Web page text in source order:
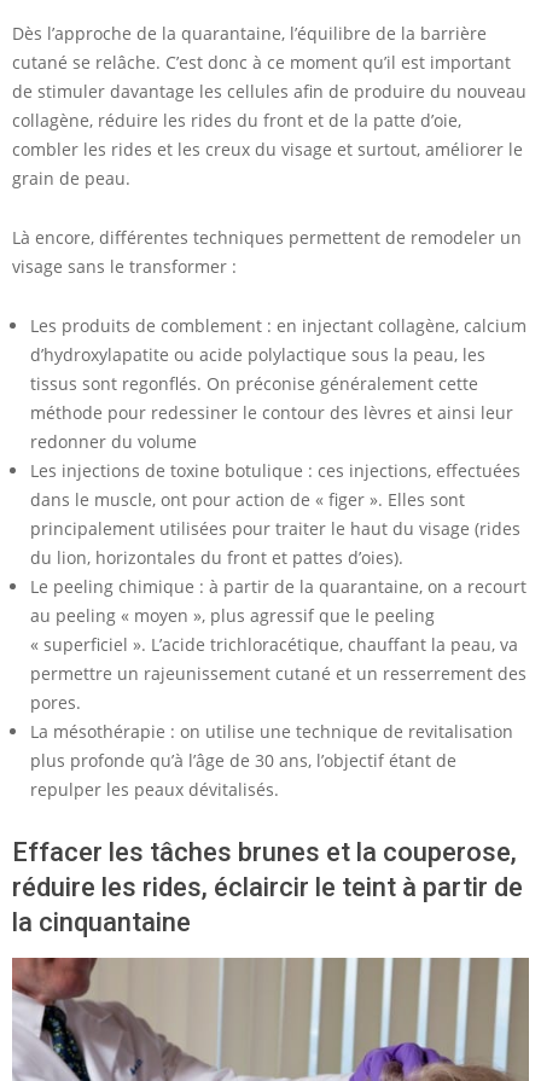
Dès l’approche de la quarantaine, l’équilibre de la barrière
cutané se relâche. C’est donc à ce moment qu’il est important
de stimuler davantage les cellules afin de produire du nouveau
collagène, réduire les rides du front et de la patte d’oie,
combler les rides et les creux du visage et surtout, améliorer le
grain de peau.
Là encore, différentes techniques permettent de remodeler un
visage sans le transformer :
Les produits de comblement : en injectant collagène, calcium
d’hydroxylapatite ou acide polylactique sous la peau, les
tissus sont regonflés. On préconise généralement cette
méthode pour redessiner le contour des lèvres et ainsi leur
redonner du volume
Les injections de toxine botulique : ces injections, effectuées
dans le muscle, ont pour action de « figer ». Elles sont
principalement utilisées pour traiter le haut du visage (rides
du lion, horizontales du front et pattes d’oies).
Le peeling chimique : à partir de la quarantaine, on a recourt
au peeling « moyen », plus agressif que le peeling
« superficiel ». L’acide trichloracétique, chauffant la peau, va
permettre un rajeunissement cutané et un resserrement des
pores.
La mésothérapie : on utilise une technique de revitalisation
plus profonde qu’à l’âge de 30 ans, l’objectif étant de
repulper les peaux dévitalisés.
Effacer les tâches brunes et la couperose,
réduire les rides, éclaircir le teint à partir de
la cinquantaine